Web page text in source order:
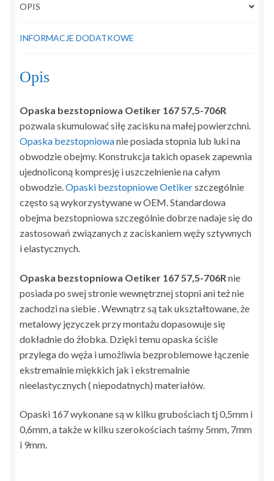
OPIS
INFORMACJE DODATKOWE
Opis
Opaska bezstopniowa Oetiker 167 57,5-706R
pozwala skumulować siłę zacisku na małej powierzchni.
Opaska bezstopniowanie posiada stopnia lub luki na
obwodzie obejmy. Konstrukcja takich opasek zapewnia
ujednoliconą kompresję i uszczelnienie na całym
obwodzie.Opaski bezstopniowe Oetikerszczególnie
często są wykorzystywane w OEM. Standardowa
obejma bezstopniowa szczególnie dobrze nadaje się do
zastosowań związanych z zaciskaniem węży sztywnych
i elastycznych.
Opaska bezstopniowa Oetiker 167 57,5-706R nie
posiada po swej stronie wewnętrznej stopni ani też nie
zachodzi na siebie . Wewnątrz są tak ukształtowane, że
metalowy języczek przy montażu dopasowuje się
dokładnie do żłobka. Dzięki temu opaska ściśle
przylega do węża i umożliwia bezproblemowe łączenie
ekstremalnie miękkich jak i ekstremalnie
nieelastycznych ( niepodatnych) materiałów.
Opaski 167 wykonane są w kilku grubościach tj 0,5mm i
0,6mm, a także w kilku szerokościach taśmy 5mm, 7mm
i 9mm.